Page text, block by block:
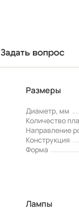
Задать вопрос
Размеры
Диаметр, мм
Количество
Направление
Конструкция
Форма
Лампы